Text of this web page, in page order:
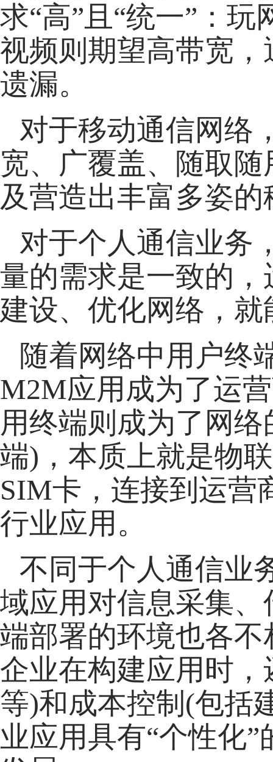
求“高”且“统一”：
视频则期望高带宽
遗漏。
对于移动通信网络
宽、广覆盖、随取
及营造出丰富多姿
对于个人通信业务
量的需求是一致的
建设、优化网络，
随着网络中用户终
M2M应用成为了运
用终端则成为了网
端)，本质上就是物
SIM卡，连接到运营
行业应用。
不同于个人通信业
域应用对信息采集
端部署的环境也各
企业在构建应用时
等)和成本控制(包括
业应用具有“个性化